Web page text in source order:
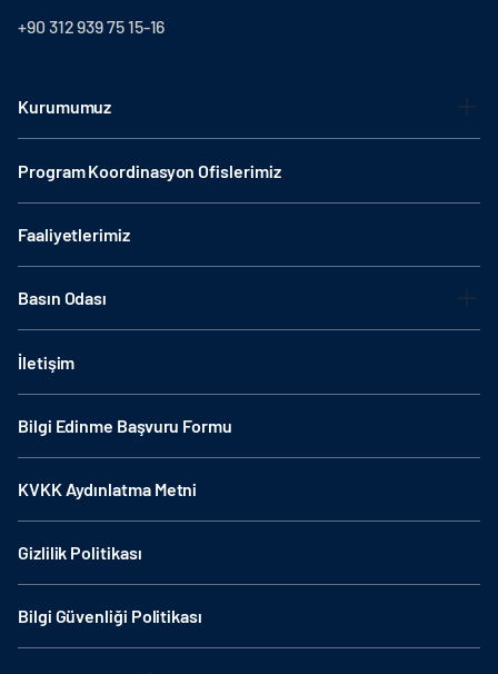
+90 312 939 75 15-16
Kurumumuz
Program Koordinasyon Ofislerimiz
Faaliyetlerimiz
Basın Odası
İletişim
Bilgi Edinme Başvuru Formu
KVKK Aydınlatma Metni
Gizlilik Politikası
Bilgi Güvenliği Politikası